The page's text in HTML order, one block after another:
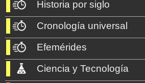
Historia por siglo
Cronología universal
Efemérides
Ciencia y Tecnología